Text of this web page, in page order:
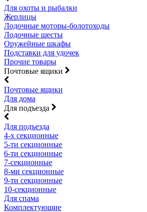
Для охоты и рыбалки
Жерлицы
Лодочные моторы-болотоходы
Лодочные шесты
Оружейные шкафы
Подставки для удочек
Прочие товары
Почтовые ящики
Почтовые ящики
Для дома
Для подъезда
Для подъезда
4-х секционные
5-ти секционные
6-ти секционные
7-секционные
8-ми секционные
9-ти секционные
10-секционные
Для спама
Комплектующие